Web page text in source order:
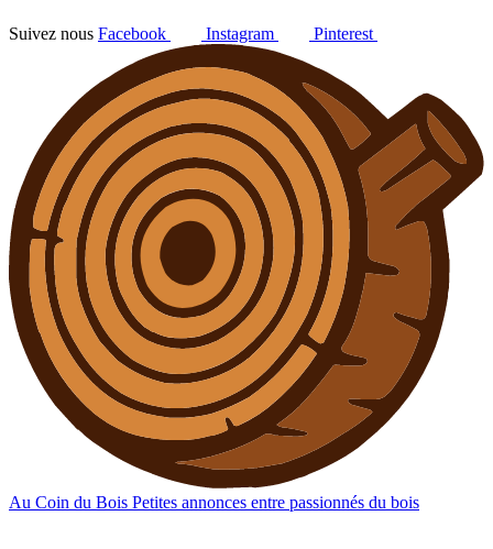
Suivez nous Facebook Instagram Pinterest
Au Coin du Bois Petites annonces entre passionnés du bois